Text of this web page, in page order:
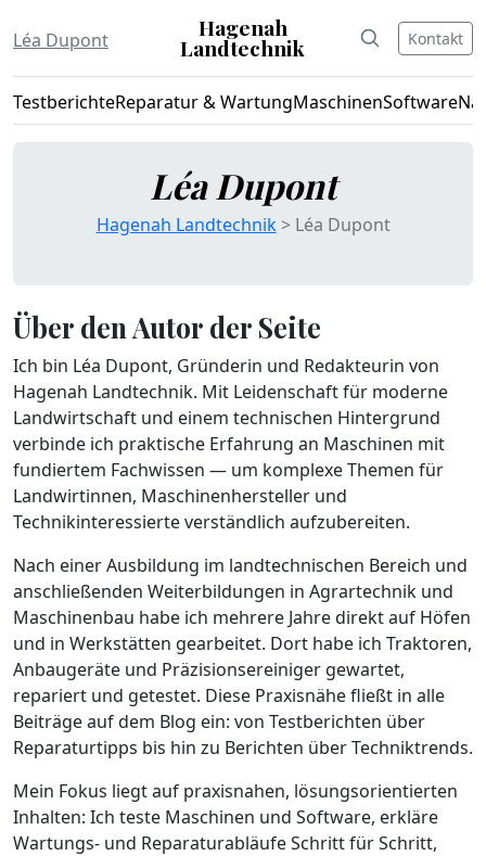
Léa Dupont Hagenah
Landtechnik Kontakt
TestberichteReparatur & WartungMaschinenSoftware
Léa Dupont
Hagenah Landtechnik> Léa Dupont
Über den Autor der Seite
Ich bin Léa Dupont, Gründerin und Redakteurin von
Hagenah Landtechnik. Mit Leidenschaft für moderne
Landwirtschaft und einem technischen Hintergrund
verbinde ich praktische Erfahrung an Maschinen mit
fundiertem Fachwissen — um komplexe Themen für
Landwirtinnen, Maschinenhersteller und
Technikinteressierte verständlich aufzubereiten.
Nach einer Ausbildung im landtechnischen Bereich und
anschließenden Weiterbildungen in Agrartechnik und
Maschinenbau habe ich mehrere Jahre direkt auf Höfen
und in Werkstätten gearbeitet. Dort habe ich Traktoren,
Anbaugeräte und Präzisionsereiniger gewartet,
repariert und getestet. Diese Praxisnähe fließt in alle
Beiträge auf dem Blog ein: von Testberichten über
Reparaturtipps bis hin zu Berichten über Techniktrends.
Mein Fokus liegt auf praxisnahen, lösungsorientierten
Inhalten: Ich teste Maschinen und Software, erkläre
Wartungs- und Reparaturabläufe Schritt für Schritt,